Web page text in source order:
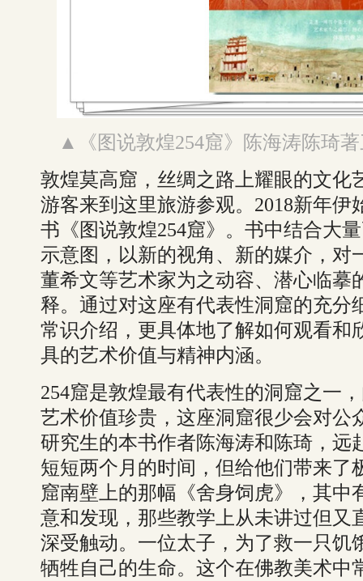
▲《图说敦煌254窟》陈海涛陈琦
敦煌莫高窟，丝绸之路上耀眼的文化
游客来到这里旅游参观。2018新年伊
书《图说敦煌254窟》。书中结合大
示意图，以新的视角、新的媒介，对
董希文等艺术家为之动容、潜心临摹
释。通过对这座有代表性洞窟的充分
常识介绍，更具体地了解如何观看和
具的艺术价值与精神内涵。
254窟是敦煌最有代表性的洞窟之一
艺术价值珍贵，这座洞窟很少会对公
研究生的本书作者陈海涛和陈琦，远
短短两个月的时间，但给他们带来了
窟南壁上的那幅《舍身饲虎》，其中
意和发现，那些教学上从未讲过但又
深受触动。一位太子，为了救一只饥
牺牲自己的生命。这个在佛教美术中